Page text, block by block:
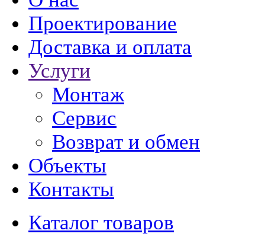
Проектирование
Доставка и оплата
Услуги
Монтаж
Сервис
Возврат и обмен
Объекты
Контакты
Каталог товаров